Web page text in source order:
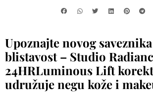
Upoznajte novog
blistavost – Studio
24HRLuminous Lift
udružuje negu kože i